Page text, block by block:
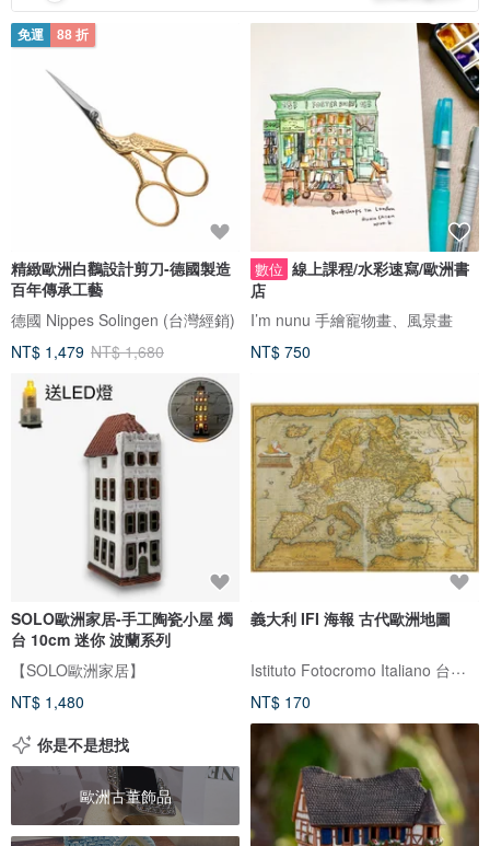
免運 88 折
精緻歐洲白鸛設計剪刀-德國製造
百年傳承工藝
德國 Nippes Solingen (台灣經銷)
NT$ 1,479 NT$ 1,680
數位 線上課程/水彩速寫/歐洲書
店
I’m nunu 手繪寵物畫、風景畫
NT$ 750
SOLO歐洲家居-手工陶瓷小屋 燭
台 10cm 迷你 波蘭系列
【SOLO歐洲家居】
NT$ 1,480
義大利 IFI 海報 古代歐洲地圖
Istituto Fotocromo Italiano 台灣代理
NT$ 170
你是不是想找
歐洲古董飾品